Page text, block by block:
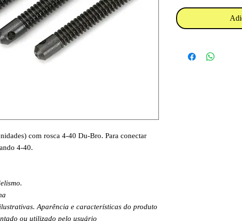
com rosca 4-40 Du-Bro. Para conectar
4-40.
Aparência e características do produto
ou utilizado pelo usuário